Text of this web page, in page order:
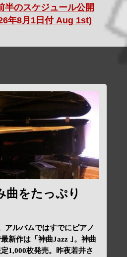
半のスケジュール公開
年8月1日付 Aug 1st)
曲をたっぷり
アルバムではすでにピアノ
新作は「神曲Jazz ｣。神曲
1,000枚発売。昨夜若井さ